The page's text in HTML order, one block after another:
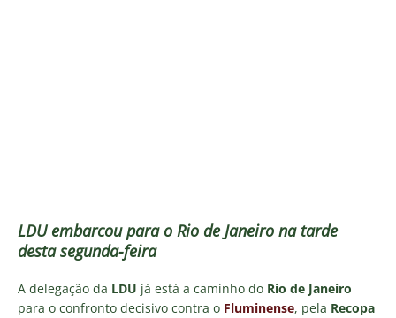
LDU embarcou para o Rio de Janeiro na tarde
desta segunda-feira
A delegação da LDU já está a caminho do Rio de Janeiro
para o confronto decisivo contra o Fluminense, pela Recopa